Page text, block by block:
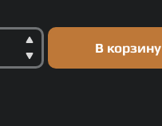
В корзину